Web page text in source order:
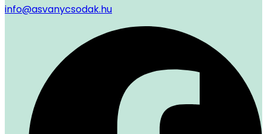
info@asvanycsodak.hu